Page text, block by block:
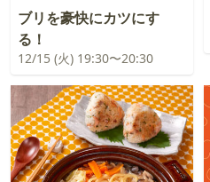
ブリを豪快にカツにす
る！
12/15 (火) 19:30〜20:30